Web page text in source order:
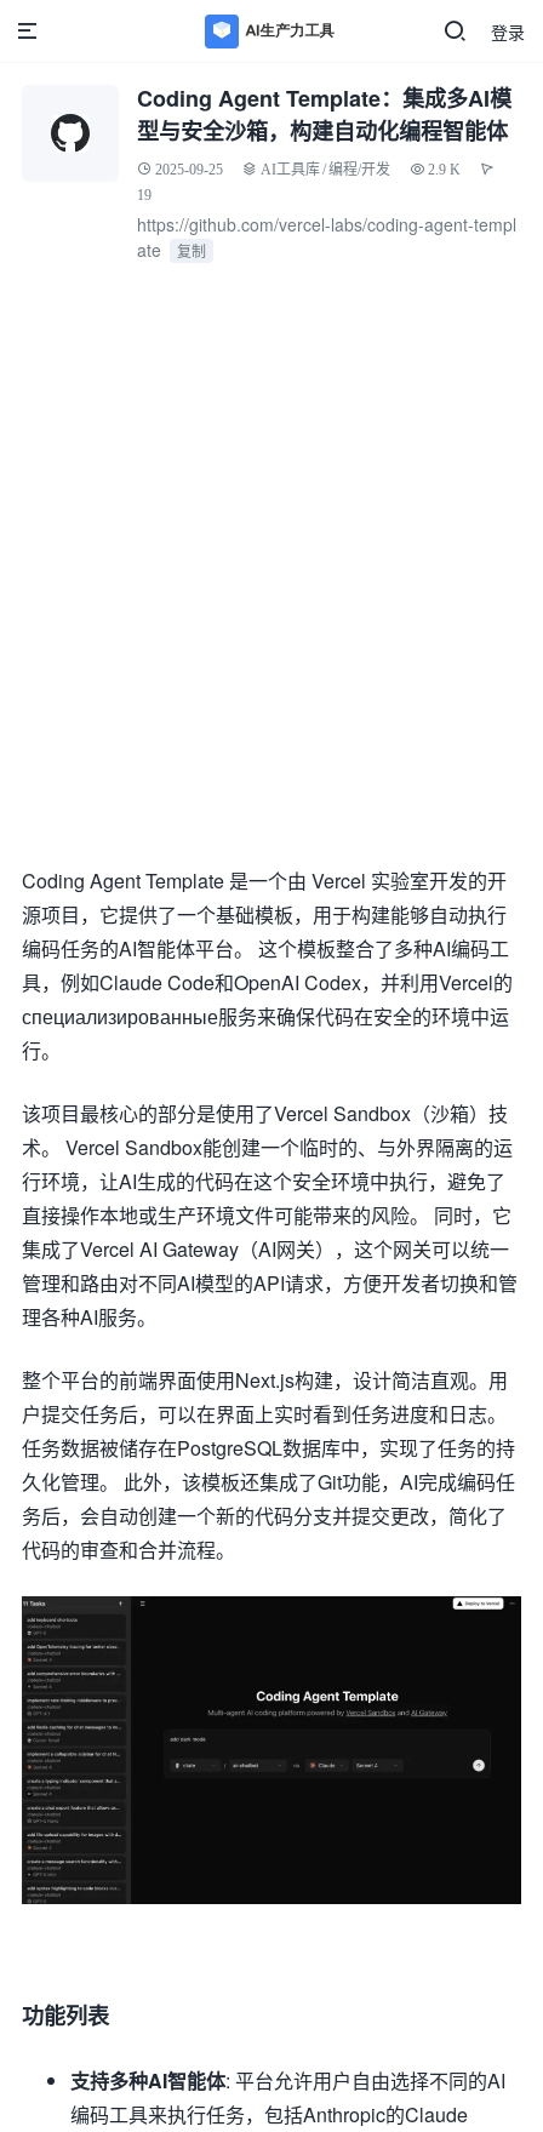
登录
Coding Agent Template：集成多AI模
型与安全沙箱，构建自动化编程智能体
2025-09-25 AI工具库/编程/开发
2.9 K
19
https://github.com/vercel-labs/coding-agent-templ
ate
复制
Coding Agent Template 是一个由 Vercel 实验室开发的开
源项目，它提供了一个基础模板，用于构建能够自动执行
编码任务的AI智能体平台。 这个模板整合了多种AI编码工
具，例如Claude Code和OpenAI Codex，并利用Vercel的
специализированные服务来确保代码在安全的环境中运
行。
该项目最核心的部分是使用了Vercel Sandbox（沙箱）技
术。 Vercel Sandbox能创建一个临时的、与外界隔离的运
行环境，让AI生成的代码在这个安全环境中执行，避免了
直接操作本地或生产环境文件可能带来的风险。 同时，它
集成了Vercel AI Gateway（AI网关），这个网关可以统一
管理和路由对不同AI模型的API请求，方便开发者切换和管
理各种AI服务。
整个平台的前端界面使用Next.js构建，设计简洁直观。用
户提交任务后，可以在界面上实时看到任务进度和日志。
任务数据被储存在PostgreSQL数据库中，实现了任务的持
久化管理。 此外，该模板还集成了Git功能，AI完成编码任
务后，会自动创建一个新的代码分支并提交更改，简化了
代码的审查和合并流程。
功能列表
支持多种AI智能体: 平台允许用户自由选择不同的AI
编码工具来执行任务，包括Anthropic的Claude